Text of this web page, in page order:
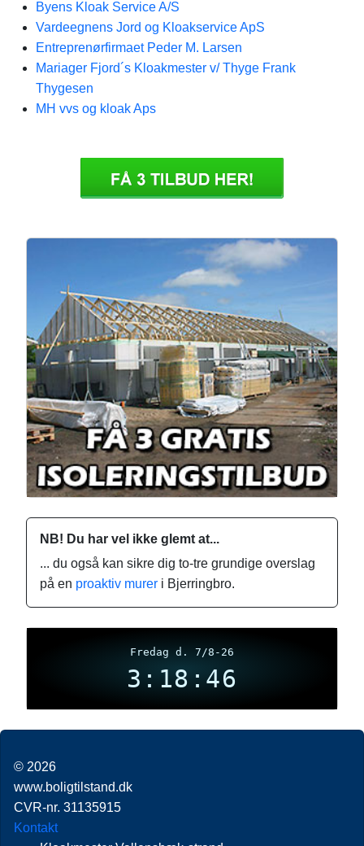
Byens Kloak Service A/S
Vardeegnens Jord og Kloakservice ApS
Entreprenørfirmaet Peder M. Larsen
Mariager Fjord´s Kloakmester v/ Thyge Frank
Thygesen
MH vvs og kloak Aps
NB! Du har vel ikke glemt at...
... du også kan sikre dig to-tre grundige overslag
på en proaktiv murer i Bjerringbro.
Fredag d. 7/8-26
3:18:46
© 2026
www.boligtilstand.dk
CVR-nr. 31135915
Kontakt